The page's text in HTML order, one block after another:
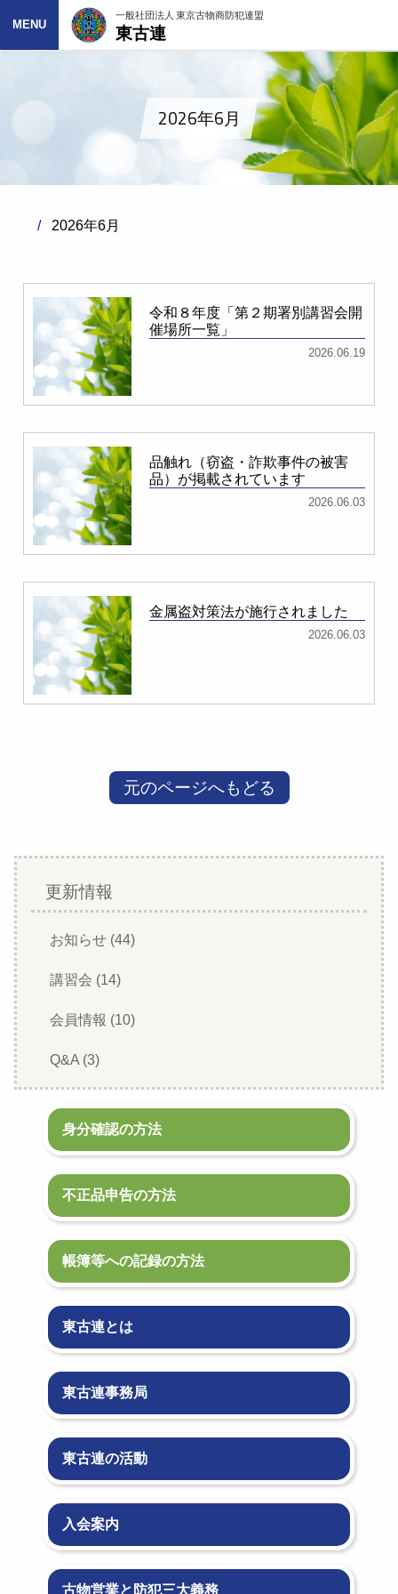
MENU
一般社団法人 東京古物商防犯連盟
東古連
2026年6月
2026年6月
令和８年度「第２期署別講習会開
催場所一覧」
2026.06.19
品触れ（窃盗・詐欺事件の被害
品）が掲載されています
2026.06.03
金属盗対策法が施行されました
2026.06.03
元のページへもどる
更新情報
お知らせ (44)
講習会 (14)
会員情報 (10)
Q&A (3)
身分確認の方法
不正品申告の方法
帳簿等への記録の方法
東古連とは
東古連事務局
東古連の活動
入会案内
古物営業と防犯三大義務